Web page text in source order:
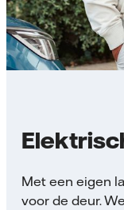
Met een eigen
voor de deur.